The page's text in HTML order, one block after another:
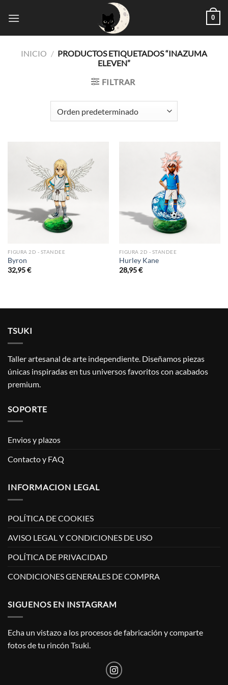
0
INICIO / PRODUCTOS ETIQUETADOS “INAZUMA
ELEVEN”
FILTRAR
FIGURA 2D - STANDEE
Byron
32,95€
FIGURA 2D - STANDEE
Hurley Kane
28,95€
TSUKI
Taller artesanal de arte independiente. Diseñamos piezas
únicas inspiradas en tus universos favoritos con acabados
premium.
SOPORTE
Envios y plazos
Contacto y FAQ
INFORMACION LEGAL
POLÍTICA DE COOKIES
AVISO LEGAL Y CONDICIONES DE USO
POLÍTICA DE PRIVACIDAD
CONDICIONES GENERALES DE COMPRA
SIGUENOS EN INSTAGRAM
Echa un vistazo a los procesos de fabricación y comparte
fotos de tu rincón Tsuki.